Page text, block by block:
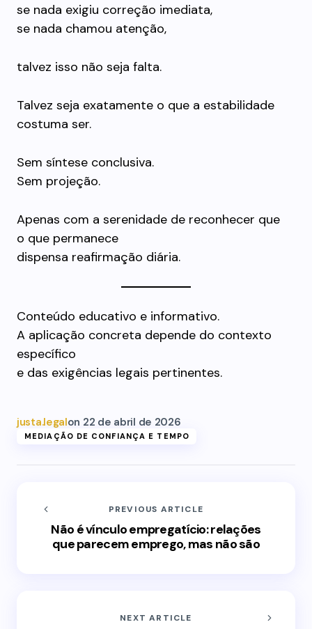
se nada exigiu correção imediata,
se nada chamou atenção,
talvez isso não seja falta.
Talvez seja exatamente o que a estabilidade
costuma ser.
Sem síntese conclusiva.
Sem projeção.
Apenas com a serenidade de reconhecer que
o que permanece
dispensa reafirmação diária.
Conteúdo educativo e informativo.
A aplicação concreta depende do contexto
específico
e das exigências legais pertinentes.
justa.legalon 22 de abril de 2026
MEDIAÇÃO DE CONFIANÇA E TEMPO
PREVIOUS ARTICLE
Não é vínculo empregatício: relações
que parecem emprego, mas não são
NEXT ARTICLE